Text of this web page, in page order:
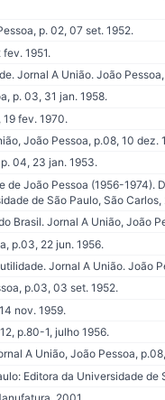
p. 02, 07 set. 1952.
1951.
Jornal A União. João
p. 03, 31 jan. 1958.
fev. 1970.
João Pessoa, p.08, 10 dez.
04, 23 jan. 1953.
de João Pessoa (1956-1974).
de São Paulo, São Carlos,
Brasil. Jornal A União, João
p.03, 22 jun. 1956.
Jornal A União. João
p.03, 03 set. 1952.
nov. 1959.
p.80-1, julho 1956.
A União, João Pessoa,
Editora da Universidade de